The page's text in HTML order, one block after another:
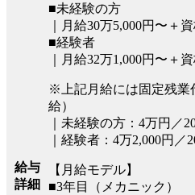
給与
詳細
■未経験の方
｜月給30万5,000円〜＋
■経験者
｜月給32万1,000円〜＋
※上記月給には固定残業
給）
｜未経験の方：4万円／
｜経験者：4万2,000円／
【月給モデル】
■3年目（メカニック）